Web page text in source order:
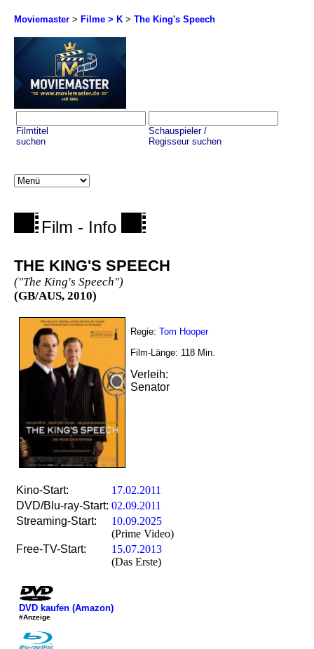
Moviemaster > Filme > K > The King's Speech
Filmtitel
suchen
Schauspieler /
Regisseur suchen
Film - Info
THE KING'S SPEECH
("The King's Speech")
(GB/AUS, 2010)
Regie: Tom Hooper
Film-Länge: 118 Min.
Verleih:
Senator
Kino-Start:
17.02.2011
DVD/Blu-ray-Start: 02.09.2011
Streaming-Start:
10.09.2025
(Prime Video)
Free-TV-Start:
15.07.2013
(Das Erste)
DVD kaufen (Amazon)
#Anzeige